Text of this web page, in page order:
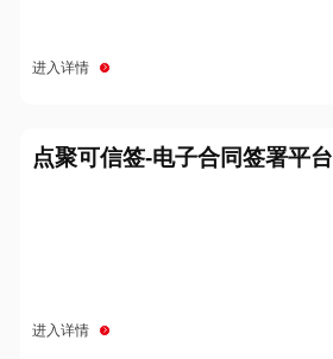
进入详情
点聚可信签-电子合同签署平台
进入详情